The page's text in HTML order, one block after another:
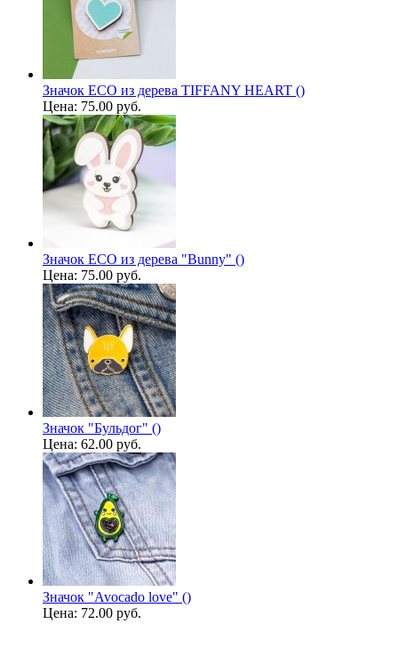
Значок ECO из дерева TIFFANY HEART ()
Цена: 75.00 руб.
Значок ECO из дерева "Bunny" ()
Цена: 75.00 руб.
Значок "Бульдог" ()
Цена: 62.00 руб.
Значок "Avocado love" ()
Цена: 72.00 руб.